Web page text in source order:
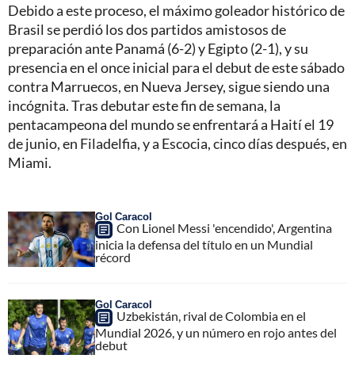
Debido a este proceso, el máximo goleador histórico de
Brasil se perdió los dos partidos amistosos de
preparación ante Panamá (6-2) y Egipto (2-1), y su
presencia en el once inicial para el debut de este sábado
contra Marruecos, en Nueva Jersey, sigue siendo una
incógnita. Tras debutar este fin de semana, la
pentacampeona del mundo se enfrentará a Haití el 19
de junio, en Filadelfia, y a Escocia, cinco días después, en
Miami.
Gol Caracol
Con Lionel Messi 'encendido', Argentina
inicia la defensa del título en un Mundial
récord
Gol Caracol
Uzbekistán, rival de Colombia en el
Mundial 2026, y un número en rojo antes del
debut